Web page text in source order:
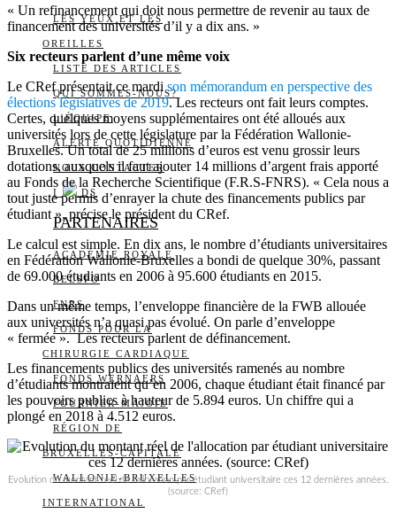
LES YEUX ET LES
OREILLES
LISTE DES ARTICLES
QUI SOMMES-NOUS?
L’ÉQUIPE
ALERTE QUOTIDIENNE
NOUS CONTACTER
I DS
PARTENAIRES
ACADÉMIE ROYALE
BELSPO
FNRS
FONDS POUR LA
CHIRURGIE CARDIAQUE
FONDS WERNAERS
FOURNIER-MAJOIE
RÉGION DE
BRUXELLES-CAPITALE
WALLONIE-BRUXELLES
INTERNATIONAL
« Un refinancement qui doit nous permettre de revenir au taux de
financement des universités d’il y a dix ans. »
Six recteurs parlent d’une même voix
Le CRef présentait ce mardison mémorandum en perspective des
élections législatives de 2019. Les recteurs ont fait leurs comptes.
Certes, quelques moyens supplémentaires ont été alloués aux
universités lors de cette législature par la Fédération Wallonie-
Bruxelles. Un total de 25 millions d’euros est venu grossir leurs
dotations, auxquels il faut ajouter 14 millions d’argent frais apporté
au Fonds de la Recherche Scientifique (F.R.S-FNRS). « Cela nous a
tout juste permis d’enrayer la chute des financements publics par
étudiant », précise le président du CRef.
Le calcul est simple. En dix ans, le nombre d’étudiants universitaires
en Fédération Wallonie-Bruxelles a bondi de quelque 30%, passant
de 69.000 étudiants en 2006 à 95.600 étudiants en 2015.
Dans un même temps, l’enveloppe financière de la FWB allouée
aux universités n’a quasi pas évolué. On parle d’enveloppe
« fermée ». Les recteurs parlent de définancement.
Les financements publics des universités ramenés au nombre
d’étudiants montraient qu’en 2006, chaque étudiant était financé par
les pouvoirs publics à hauteur de 5.894 euros. Un chiffre qui a
plongé en 2018 à 4.512 euros.
Evolution du montant réel de l’allocation par étudiant universitaire ces 12 dernières années.
(source: CRef)